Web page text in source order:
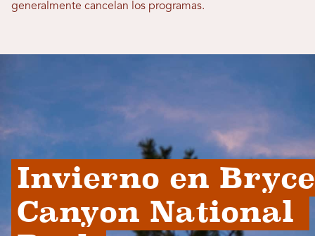
generalmente cancelan los programas.
Invierno en Bryce
Canyon National